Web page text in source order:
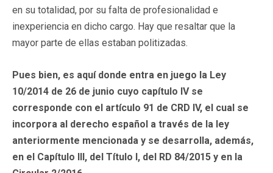
en su totalidad, por su falta de profesionalidad e
inexperiencia en dicho cargo. Hay que resaltar que la
mayor parte de ellas estaban politizadas.
Pues bien, es aquí donde entra en juego la Ley
10/2014 de 26 de junio cuyo capítulo IV se
corresponde con el artículo 91 de CRD IV, el cual se
incorpora al derecho español a través de la ley
anteriormente mencionada y se desarrolla, además,
en el Capítulo III, del Título I, del RD 84/2015 y en la